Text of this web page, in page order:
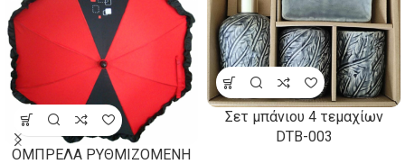
ΟΜΠΡΕΛΑ ΡΥΘΜΙΖΟΜΕΝΗ
Σετ μπάνιου 4 τεμαχίων
DTB-003